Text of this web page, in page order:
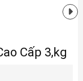
Cấp 3,kg